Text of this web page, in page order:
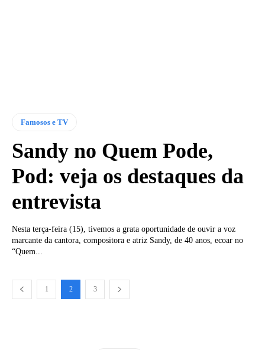
Famosos e TV
Sandy no Quem Pode,
Pod: veja os destaques da
entrevista
Nesta terça-feira (15), tivemos a grata oportunidade de ouvir a voz
marcante da cantora, compositora e atriz Sandy, de 40 anos, ecoar no
“Quem...
1 2 3